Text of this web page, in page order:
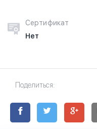
Сертификат
Нет
Поделиться: